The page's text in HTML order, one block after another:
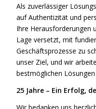
Als zuverlässiger
auf Authentizität und
Ihre Herausforderungen
Lage versetzt, mit
Geschäftsprozesse zu
unser Ziel, und wir
bestmöglichen
25 Jahre – Ein Erfolg,